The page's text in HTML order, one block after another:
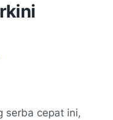
serba cepat ini,